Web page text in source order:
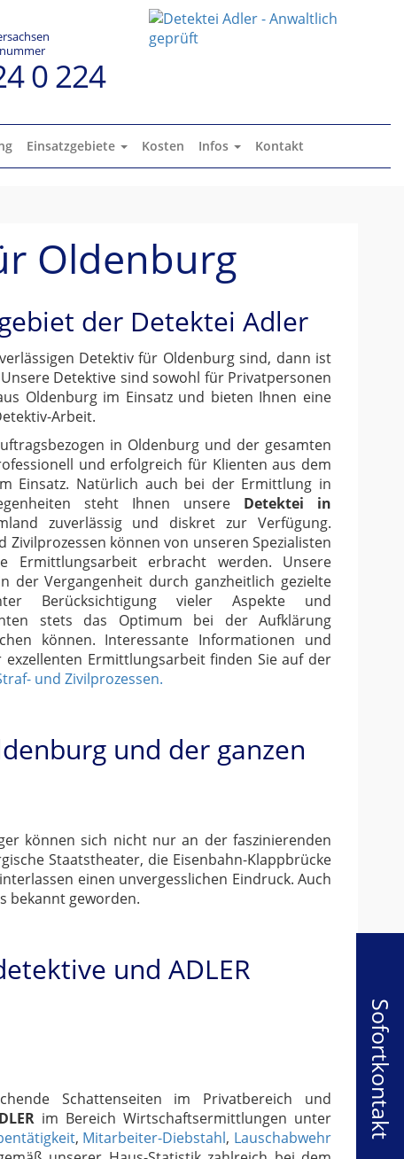
0 224
Einsatzgebiete Kosten Infos Kontakt
Oldenburg
der Detektei Adler
Detektiv für Oldenburg sind, dann ist
Detektive sind sowohl für Privatpersonen
Oldenburg im Einsatz und bieten Ihnen eine
Arbeit.
in Oldenburg und der gesamten
und erfolgreich für Klienten aus dem
Einsatz. Natürlich auch bei der Ermittlung in
steht Ihnen unsere Detektei in
zuverlässig und diskret zur Verfügung.
Zivilprozessen können von unseren Spezialisten
Ermittlungsarbeit erbracht werden. Unsere
der Vergangenheit durch ganzheitlich gezielte
Berücksichtigung vieler Aspekte und
stets das Optimum bei der Aufklärung
können. Interessante Informationen und
Ermittlungsarbeit finden Sie auf der
und Zivilprozessen.
und der ganzen
können sich nicht nur an der faszinierenden
Staatstheater, die Eisenbahn-Klappbrücke
einen unvergesslichen Eindruck. Auch
bekannt geworden.
und ADLER
Schattenseiten im Privatbereich und
im Bereich Wirtschaftsermittlungen unter
, Mitarbeiter-Diebstahl, Lauschabwehr
Sofortkontakt